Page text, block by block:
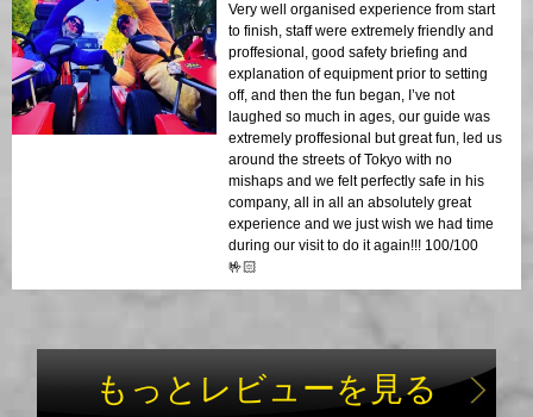
Very well organised experience from start
to finish, staff were extremely friendly and
proffesional, good safety briefing and
explanation of equipment prior to setting
off, and then the fun began, I’ve not
laughed so much in ages, our guide was
extremely proffesional but great fun, led us
around the streets of Tokyo with no
mishaps and we felt perfectly safe in his
company, all in all an absolutely great
experience and we just wish we had time
during our visit to do it again!!! 100/100
🤟🏻
もっとレビューを見る